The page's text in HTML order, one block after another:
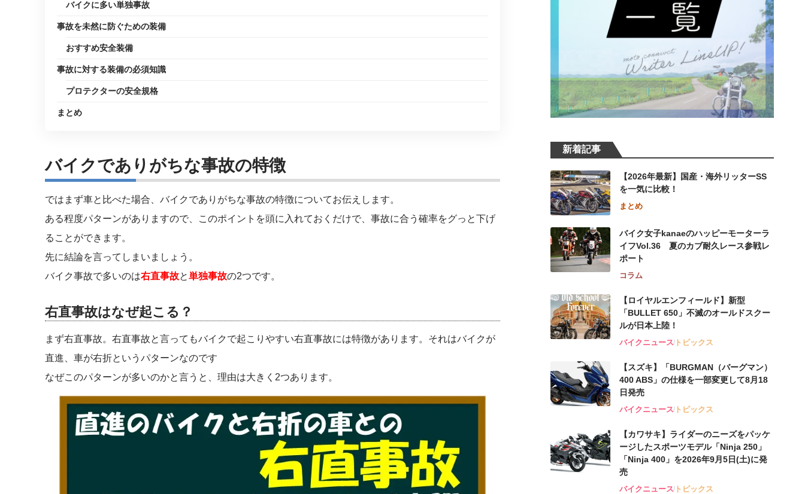
バイクに多い単独事故
事故を未然に防ぐための装備
おすすめ安全装備
事故に対する装備の必須知識
プロテクターの安全規格
まとめ
バイクでありがちな事故の特徴
ではまず車と比べた場合、バイクでありがちな事故の特徴についてお伝えします。
ある程度パターンがありますので、このポイントを頭に入れておくだけで、事故に合う確率をグっと下げ
ることができます。
先に結論を言ってしまいましょう。
バイク事故で多いのは右直事故と単独事故の2つです。
右直事故はなぜ起こる？
まず右直事故。右直事故と言ってもバイクで起こりやすい右直事故には特徴があります。それはバイクが
直進、車が右折というパターンなのです
なぜこのパターンが多いのかと言うと、理由は大きく2つあります。
新着記事
【2026年最新】国産・海外リッターSS
を一気に比較！
まとめ
バイク女子kanaeのハッピーモーターラ
イフVol.36 夏のカブ耐久レース参戦レ
ポート
コラム
【ロイヤルエンフィールド】新型
「BULLET 650」不滅のオールドスクー
ルが⽇本上陸！
バイクニューストピックス
【スズキ】「BURGMAN（バーグマン）
400 ABS」の仕様を一部変更して8月18
日発売
バイクニューストピックス
【カワサキ】ライダーのニーズをパッケ
ージしたスポーツモデル「Ninja 250」
「Ninja 400」を2026年9月5日(土)に発
売
バイクニューストピックス